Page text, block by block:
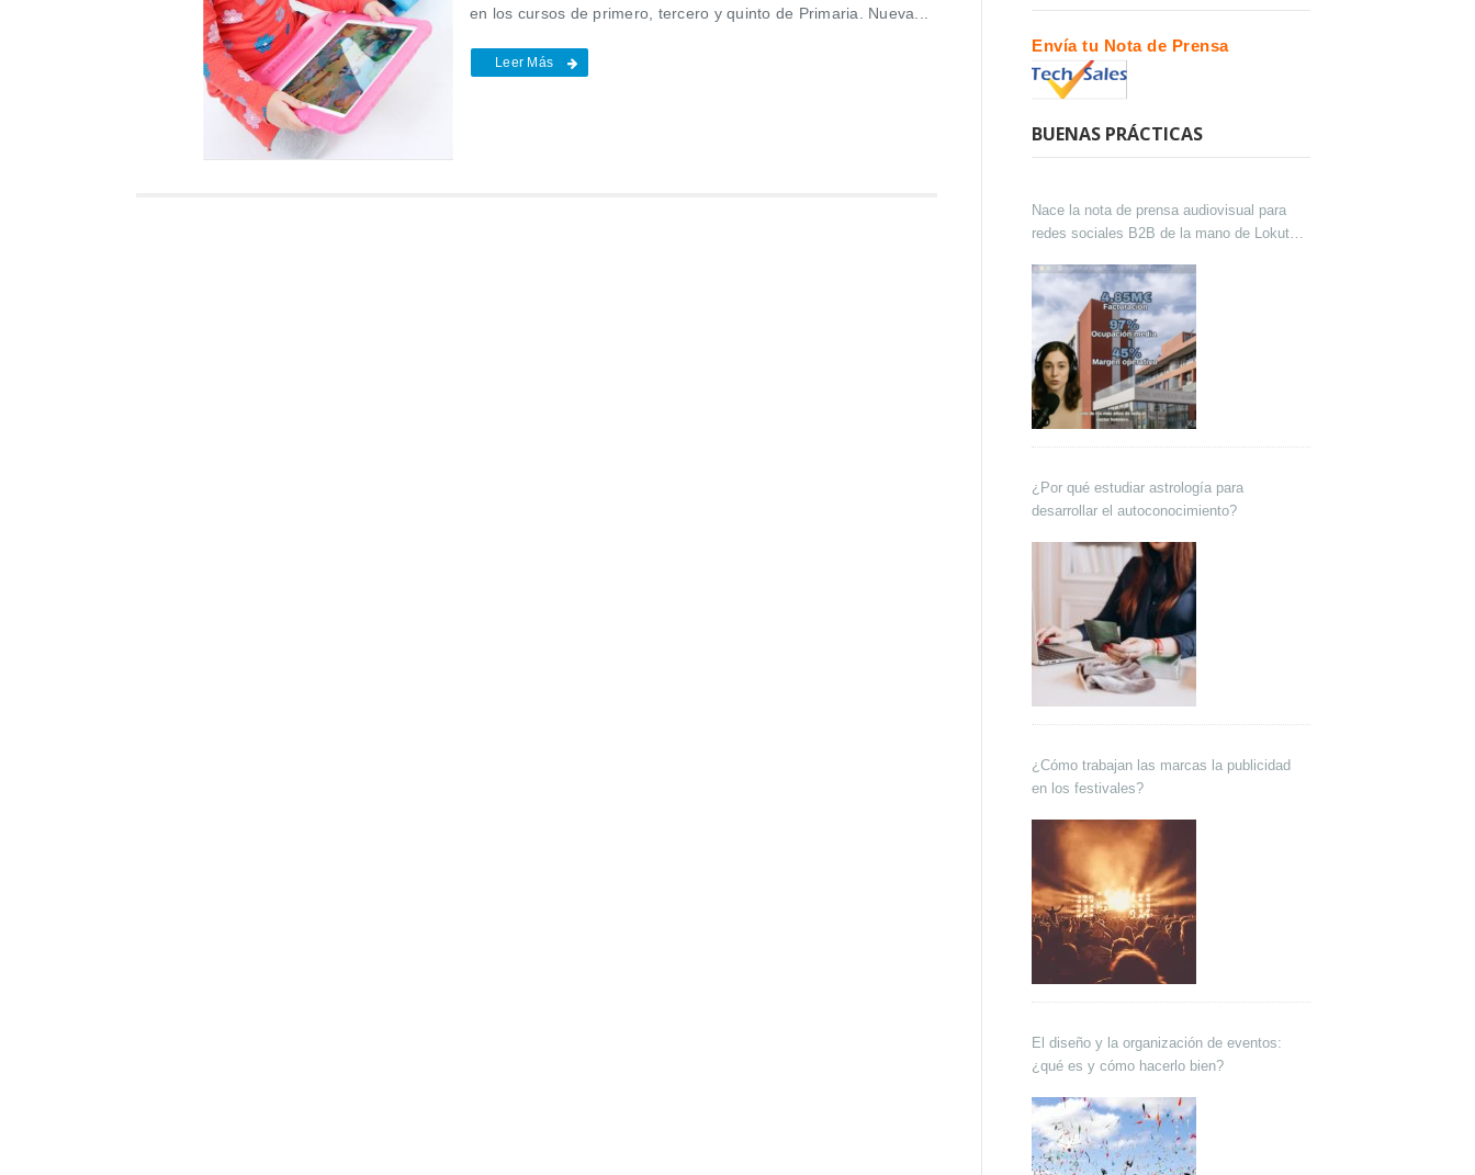
en los cursos de primero, tercero y quinto de Primaria. Nueva...
Leer Más
Envía tu Nota de Prensa
BUENAS PRÁCTICAS
Nace la nota de prensa audiovisual para
redes sociales B2B de la mano de Lokutor
¿Por qué estudiar astrología para
desarrollar el autoconocimiento?
¿Cómo trabajan las marcas la publicidad
en los festivales?
El diseño y la organización de eventos:
¿qué es y cómo hacerlo bien?